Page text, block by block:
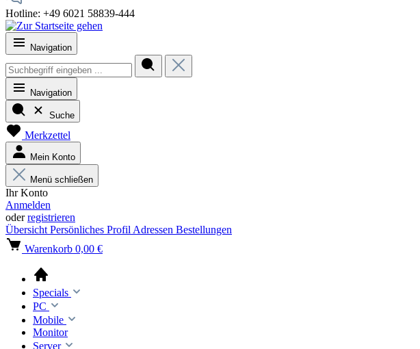
Hotline: +49 6021 58839-444
Navigation
Navigation
Suche
Merkzettel
Mein Konto
Menü schließen
Ihr Konto
Anmelden
oderregistrieren
Übersicht Persönliches Profil Adressen Bestellungen
Warenkorb 0,00 €
Specials
PC
Mobile
Monitor
Server